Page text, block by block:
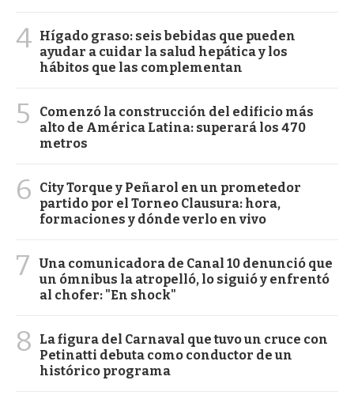
4 Hígado graso: seis bebidas que pueden
ayudar a cuidar la salud hepática y los
hábitos que las complementan
5
Comenzó la construcción del edificio más
alto de América Latina: superará los 470
metros
6
City Torque y Peñarol en un prometedor
partido por el Torneo Clausura: hora,
formaciones y dónde verlo en vivo
7
Una comunicadora de Canal 10 denunció que
un ómnibus la atropelló, lo siguió y enfrentó
al chofer: "En shock"
8
La figura del Carnaval que tuvo un cruce con
Petinatti debuta como conductor de un
histórico programa